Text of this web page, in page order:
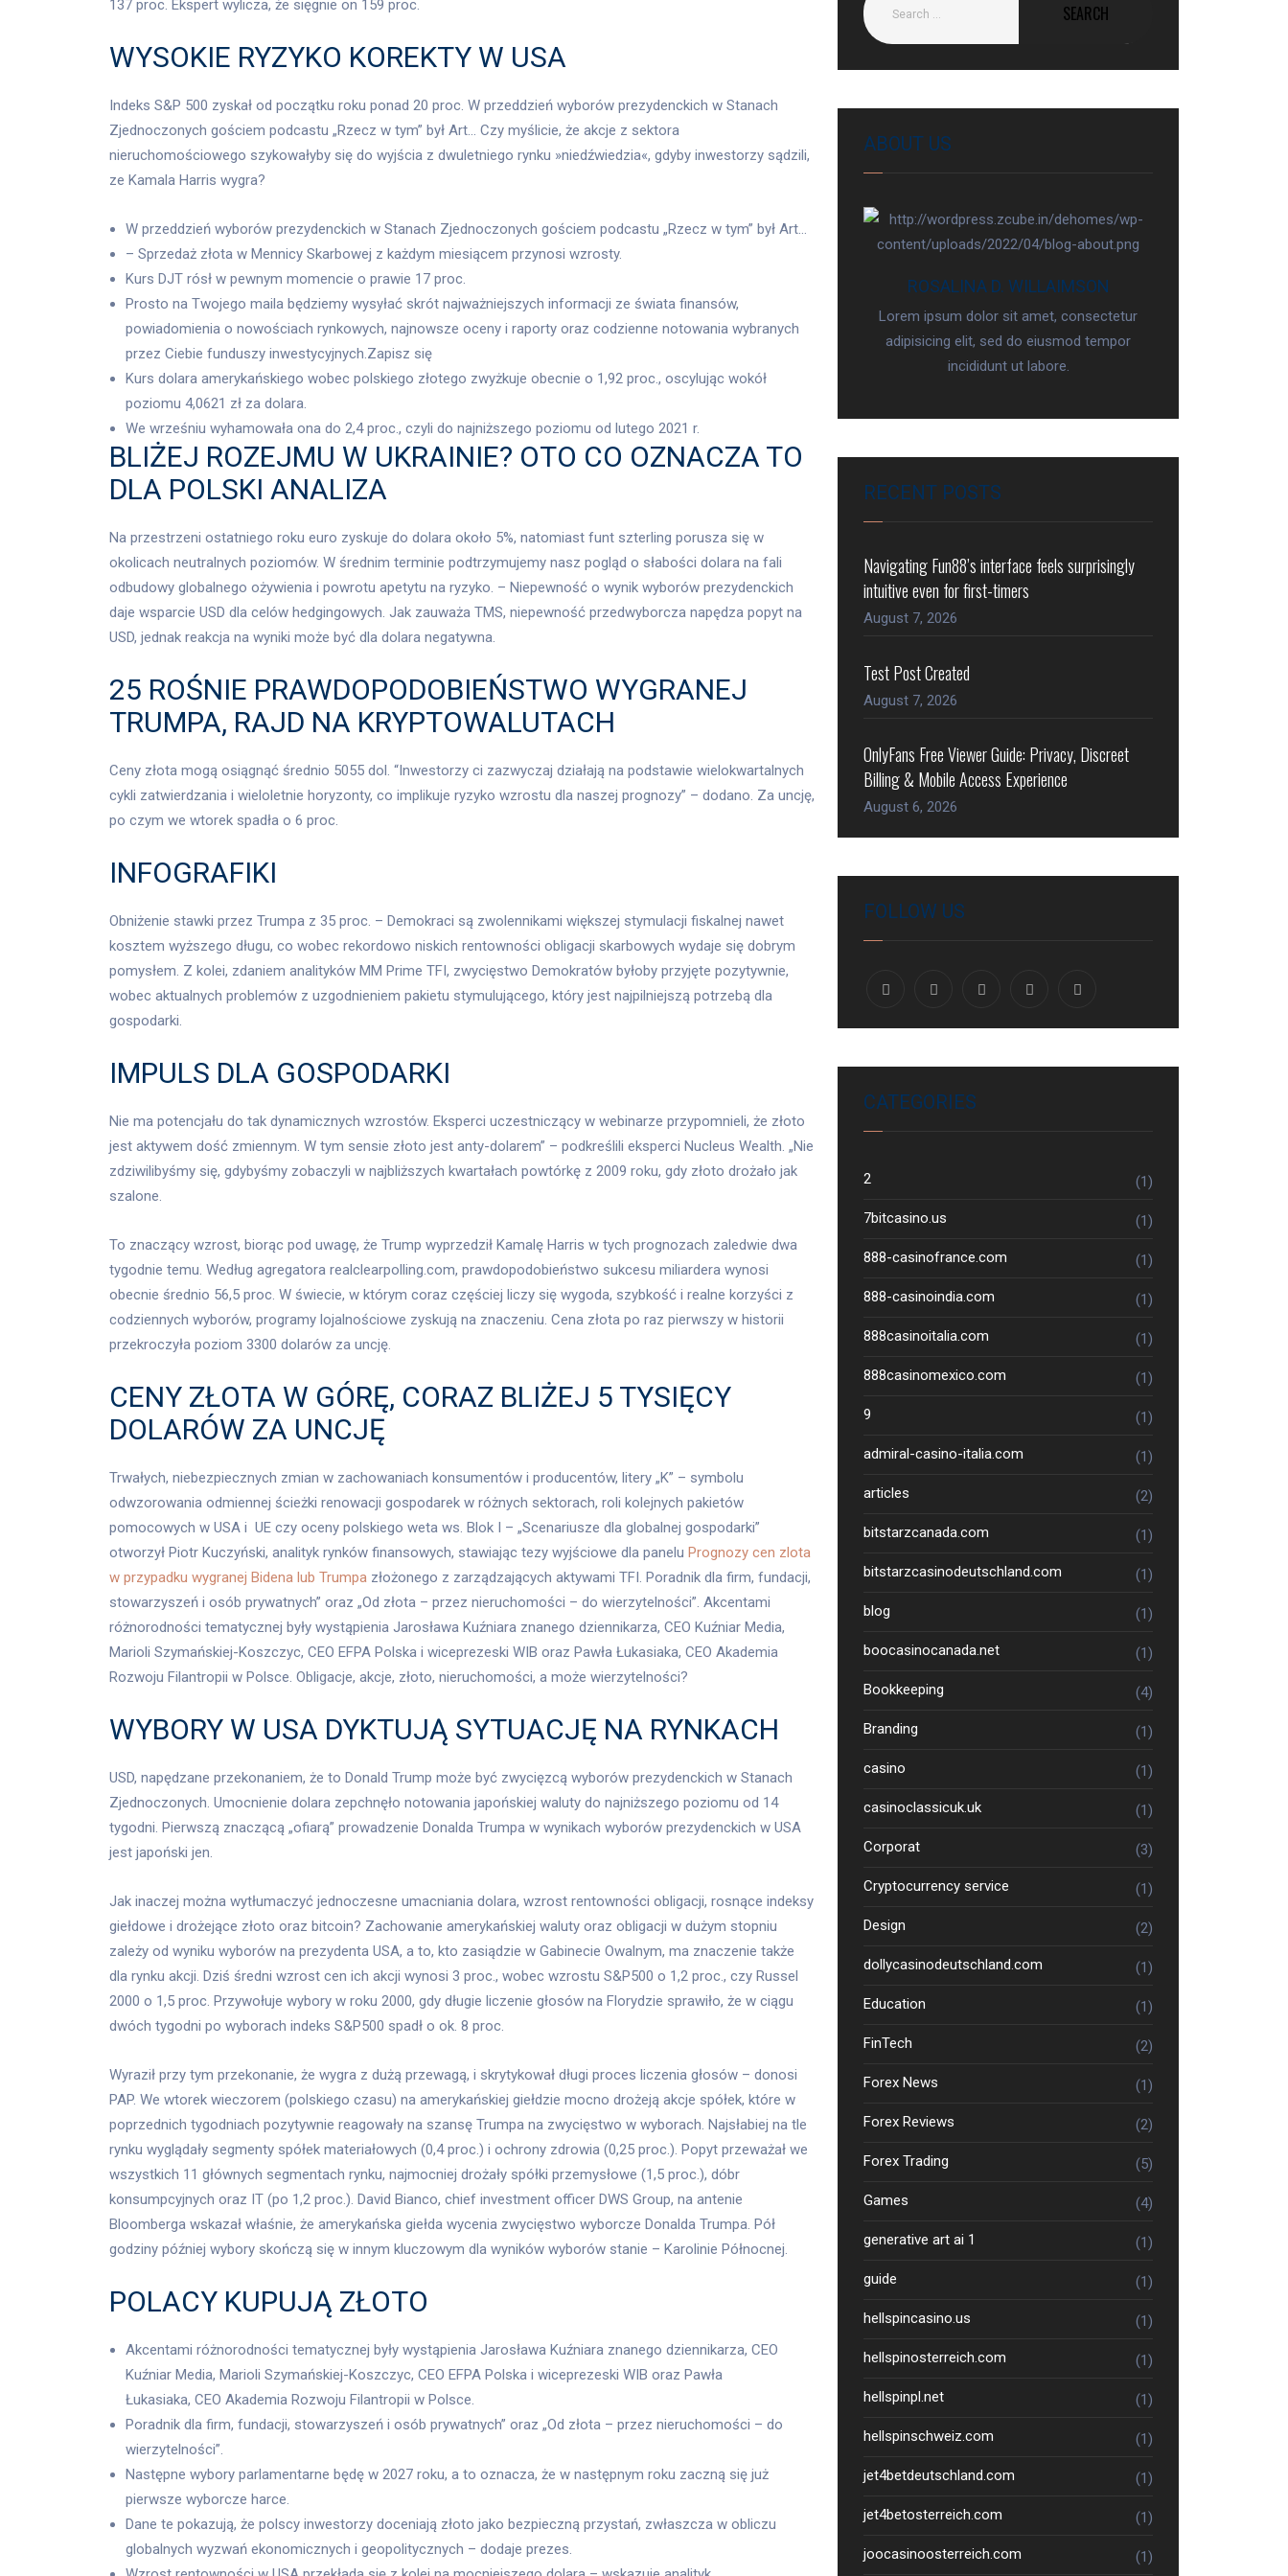
137 proc. Ekspert wylicza, że sięgnie on 159 proc.
WYSOKIE RYZYKO KOREKTY W USA
Indeks S&P 500 zyskał od początku roku ponad 20 proc. W przeddzień wyborów prezydenckich w Stanach
Zjednoczonych gościem podcastu „Rzecz w tym” był Art… Czy myślicie, że akcje z sektora
nieruchomościowego szykowałyby się do wyjścia z dwuletniego rynku »niedźwiedzia«, gdyby inwestorzy sądzili,
ze Kamala Harris wygra?
W przeddzień wyborów prezydenckich w Stanach Zjednoczonych gościem podcastu „Rzecz w tym” był Art…
– Sprzedaż złota w Mennicy Skarbowej z każdym miesiącem przynosi wzrosty.
Kurs DJT rósł w pewnym momencie o prawie 17 proc.
Prosto na Twojego maila będziemy wysyłać skrót najważniejszych informacji ze świata finansów,
powiadomienia o nowościach rynkowych, najnowsze oceny i raporty oraz codzienne notowania wybranych
przez Ciebie funduszy inwestycyjnych.Zapisz się
Kurs dolara amerykańskiego wobec polskiego złotego zwyżkuje obecnie o 1,92 proc., oscylując wokół
poziomu 4,0621 zł za dolara.
We wrześniu wyhamowała ona do 2,4 proc., czyli do najniższego poziomu od lutego 2021 r.
BLIŻEJ ROZEJMU W UKRAINIE? OTO CO OZNACZA TO
DLA POLSKI ANALIZA
Na przestrzeni ostatniego roku euro zyskuje do dolara około 5%, natomiast funt szterling porusza się w
okolicach neutralnych poziomów. W średnim terminie podtrzymujemy nasz pogląd o słabości dolara na fali
odbudowy globalnego ożywienia i powrotu apetytu na ryzyko. – Niepewność o wynik wyborów prezydenckich
daje wsparcie USD dla celów hedgingowych. Jak zauważa TMS, niepewność przedwyborcza napędza popyt na
USD, jednak reakcja na wyniki może być dla dolara negatywna.
25 ROŚNIE PRAWDOPODOBIEŃSTWO WYGRANEJ
TRUMPA, RAJD NA KRYPTOWALUTACH
Ceny złota mogą osiągnąć średnio 5055 dol. “Inwestorzy ci zazwyczaj działają na podstawie wielokwartalnych
cykli zatwierdzania i wieloletnie horyzonty, co implikuje ryzyko wzrostu dla naszej prognozy” – dodano. Za uncję,
po czym we wtorek spadła o 6 proc.
INFOGRAFIKI
Obniżenie stawki przez Trumpa z 35 proc. – Demokraci są zwolennikami większej stymulacji fiskalnej nawet
kosztem wyższego długu, co wobec rekordowo niskich rentowności obligacji skarbowych wydaje się dobrym
pomysłem. Z kolei, zdaniem analityków MM Prime TFI, zwycięstwo Demokratów byłoby przyjęte pozytywnie,
wobec aktualnych problemów z uzgodnieniem pakietu stymulującego, który jest najpilniejszą potrzebą dla
gospodarki.
IMPULS DLA GOSPODARKI
Nie ma potencjału do tak dynamicznych wzrostów. Eksperci uczestniczący w webinarze przypomnieli, że złoto
jest aktywem dość zmiennym. W tym sensie złoto jest anty-dolarem” – podkreślili eksperci Nucleus Wealth. „Nie
zdziwilibyśmy się, gdybyśmy zobaczyli w najbliższych kwartałach powtórkę z 2009 roku, gdy złoto drożało jak
szalone.
To znaczący wzrost, biorąc pod uwagę, że Trump wyprzedził Kamalę Harris w tych prognozach zaledwie dwa
tygodnie temu. Według agregatora realclearpolling.com, prawdopodobieństwo sukcesu miliardera wynosi
obecnie średnio 56,5 proc. W świecie, w którym coraz częściej liczy się wygoda, szybkość i realne korzyści z
codziennych wyborów, programy lojalnościowe zyskują na znaczeniu. Cena złota po raz pierwszy w historii
przekroczyła poziom 3300 dolarów za uncję.
CENY ZŁOTA W GÓRĘ, CORAZ BLIŻEJ 5 TYSIĘCY
DOLARÓW ZA UNCJĘ
Trwałych, niebezpiecznych zmian w zachowaniach konsumentów i producentów, litery „K” – symbolu
odwzorowania odmiennej ścieżki renowacji gospodarek w różnych sektorach, roli kolejnych pakietów
pomocowych w USA i UE czy oceny polskiego weta ws. Blok I – „Scenariusze dla globalnej gospodarki”
otworzył Piotr Kuczyński, analityk rynków finansowych, stawiając tezy wyjściowe dla panelu Prognozy cen zlota
w przypadku wygranej Bidena lub Trumpa złożonego z zarządzających aktywami TFI. Poradnik dla firm, fundacji,
stowarzyszeń i osób prywatnych” oraz „Od złota – przez nieruchomości – do wierzytelności”. Akcentami
różnorodności tematycznej były wystąpienia Jarosława Kuźniara znanego dziennikarza, CEO Kuźniar Media,
Marioli Szymańskiej-Koszczyc, CEO EFPA Polska i wiceprezeski WIB oraz Pawła Łukasiaka, CEO Akademia
Rozwoju Filantropii w Polsce. Obligacje, akcje, złoto, nieruchomości, a może wierzytelności?
WYBORY W USA DYKTUJĄ SYTUACJĘ NA RYNKACH
USD, napędzane przekonaniem, że to Donald Trump może być zwycięzcą wyborów prezydenckich w Stanach
Zjednoczonych. Umocnienie dolara zepchnęło notowania japońskiej waluty do najniższego poziomu od 14
tygodni. Pierwszą znaczącą „ofiarą” prowadzenie Donalda Trumpa w wynikach wyborów prezydenckich w USA
jest japoński jen.
Jak inaczej można wytłumaczyć jednoczesne umacniania dolara, wzrost rentowności obligacji, rosnące indeksy
giełdowe i drożejące złoto oraz bitcoin? Zachowanie amerykańskiej waluty oraz obligacji w dużym stopniu
zależy od wyniku wyborów na prezydenta USA, a to, kto zasiądzie w Gabinecie Owalnym, ma znaczenie także
dla rynku akcji. Dziś średni wzrost cen ich akcji wynosi 3 proc., wobec wzrostu S&P500 o 1,2 proc., czy Russel
2000 o 1,5 proc. Przywołuje wybory w roku 2000, gdy długie liczenie głosów na Florydzie sprawiło, że w ciągu
dwóch tygodni po wyborach indeks S&P500 spadł o ok. 8 proc.
Wyraził przy tym przekonanie, że wygra z dużą przewagą, i skrytykował długi proces liczenia głosów – donosi
PAP. We wtorek wieczorem (polskiego czasu) na amerykańskiej giełdzie mocno drożeją akcje spółek, które w
poprzednich tygodniach pozytywnie reagowały na szansę Trumpa na zwycięstwo w wyborach. Najsłabiej na tle
rynku wyglądały segmenty spółek materiałowych (0,4 proc.) i ochrony zdrowia (0,25 proc.). Popyt przeważał we
wszystkich 11 głównych segmentach rynku, najmocniej drożały spółki przemysłowe (1,5 proc.), dóbr
konsumpcyjnych oraz IT (po 1,2 proc.). David Bianco, chief investment officer DWS Group, na antenie
Bloomberga wskazał właśnie, że amerykańska giełda wycenia zwycięstwo wyborcze Donalda Trumpa. Pół
godziny później wybory skończą się w innym kluczowym dla wyników wyborów stanie – Karolinie Północnej.
POLACY KUPUJĄ ZŁOTO
Akcentami różnorodności tematycznej były wystąpienia Jarosława Kuźniara znanego dziennikarza, CEO
Kuźniar Media, Marioli Szymańskiej-Koszczyc, CEO EFPA Polska i wiceprezeski WIB oraz Pawła
Łukasiaka, CEO Akademia Rozwoju Filantropii w Polsce.
Poradnik dla firm, fundacji, stowarzyszeń i osób prywatnych” oraz „Od złota – przez nieruchomości – do
wierzytelności”.
Następne wybory parlamentarne będę w 2027 roku, a to oznacza, że w następnym roku zaczną się już
pierwsze wyborcze harce.
Dane te pokazują, że polscy inwestorzy doceniają złoto jako bezpieczną przystań, zwłaszcza w obliczu
globalnych wyzwań ekonomicznych i geopolitycznych – dodaje prezes.
ABOUT US
ROSALINA D. WILLAIMSON
Lorem ipsum dolor sit amet, consectetur
adipisicing elit, sed do eiusmod tempor
incididunt ut labore.
RECENT POSTS
Navigating Fun88’s interface feels surprisingly
intuitive even for first-timers
August 7, 2026
Test Post Created
August 7, 2026
OnlyFans Free Viewer Guide: Privacy, Discreet
Billing & Mobile Access Experience
August 6, 2026
FOLLOW US
CATEGORIES
2 (1)
7bitcasino.us (1)
888-casinofrance.com (1)
888-casinoindia.com (1)
888casinoitalia.com (1)
888casinomexico.com (1)
9 (1)
admiral-casino-italia.com (1)
articles (2)
bitstarzcanada.com (1)
bitstarzcasinodeutschland.com (1)
blog (1)
boocasinocanada.net (1)
Bookkeeping (4)
Branding (1)
casino (1)
casinoclassicuk.uk (1)
Corporat (3)
Cryptocurrency service (1)
Design (2)
dollycasinodeutschland.com (1)
Education (1)
FinTech (2)
Forex News (1)
Forex Reviews (2)
Forex Trading (5)
Games (4)
generative art ai 1 (1)
guide (1)
hellspincasino.us (1)
hellspinosterreich.com (1)
hellspinpl.net (1)
hellspinschweiz.com (1)
jet4betdeutschland.com (1)
jet4betosterreich.com (1)
joocasinoosterreich.com (1)